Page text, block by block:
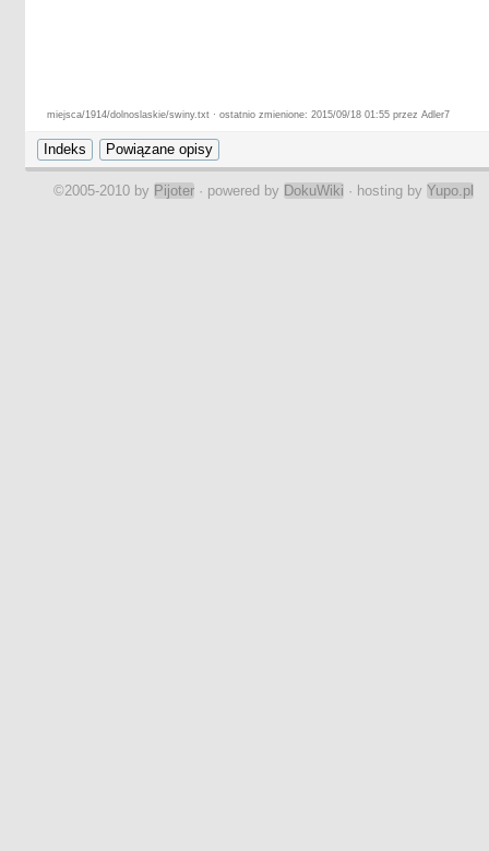
miejsca/1914/dolnoslaskie/swiny.txt · ostatnio zmienione: 2015/09/18 01:55 przez Adler7
©2005-2010 by Pijoter · powered by DokuWiki · hosting by Yupo.pl